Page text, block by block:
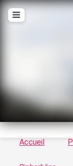
Le vortex à
genre par Tykayn
Accueil